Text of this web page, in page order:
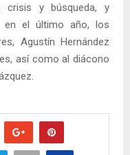
crisis y búsqueda, y
en el último año, los
Agustín Hernández
así como al diácono